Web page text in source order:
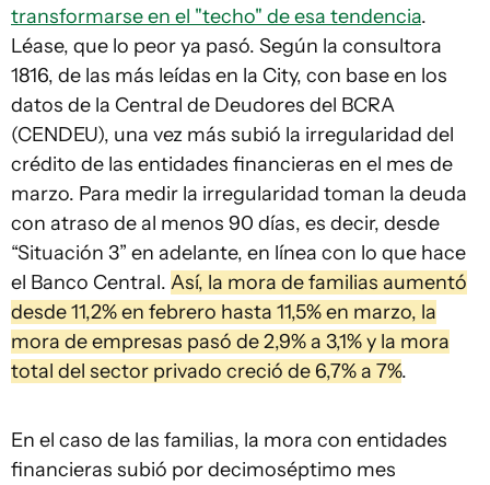
transformarse en el "techo" de esa tendencia.
Léase, que lo peor ya pasó. Según la consultora
1816, de las más leídas en la City, con base en los
datos de la Central de Deudores del BCRA
(CENDEU), una vez más subió la irregularidad del
crédito de las entidades financieras en el mes de
marzo. Para medir la irregularidad toman la deuda
con atraso de al menos 90 días, es decir, desde
“Situación 3” en adelante, en línea con lo que hace
el Banco Central. Así, la mora de familias aumentó
desde 11,2% en febrero hasta 11,5% en marzo, la
mora de empresas pasó de 2,9% a 3,1% y la mora
total del sector privado creció de 6,7% a 7%.
En el caso de las familias, la mora con entidades
financieras subió por decimoséptimo mes